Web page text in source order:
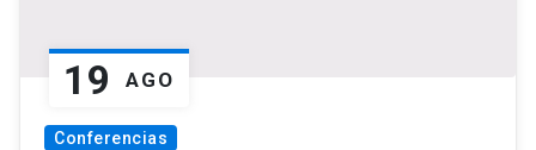
19 AGO
Conferencias